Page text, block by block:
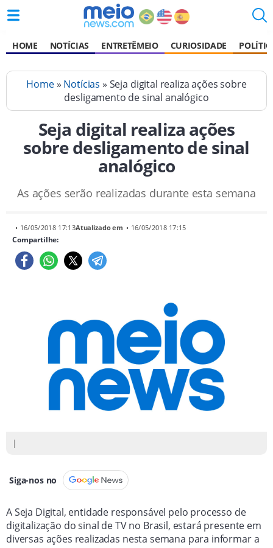
HOME NOTÍCIAS ENTRETÊMEIO CURIOSIDADE
Home» Notícias » Seja digital realiza ações sobre
desligamento de sinal analógico
Seja digital realiza ações
sobre desligamento de sinal
analógico
As ações serão realizadas durante esta semana
• 16/05/2018 17:13Atualizado em • 16/05/2018 17:15
Compartilhe:
|
Siga-nos no
A Seja Digital, entidade responsável pelo processo de
digitalização do sinal de TV no Brasil, estará presente em
diversas ações realizadas nesta semana para informar a